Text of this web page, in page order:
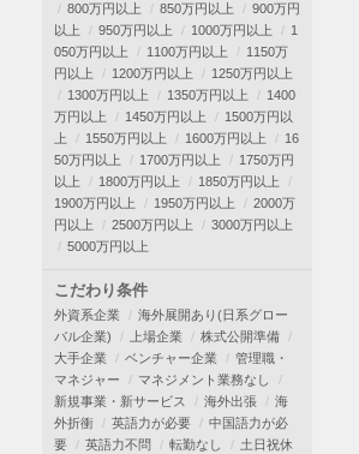
800万円以上
850万円以上
900万円
以上
950万円以上 1000万円以上
1
050万円以上
1100万円以上
1150万
円以上
1200万円以上
1250万円以上
1300万円以上
1350万円以上
1400
万円以上
1450万円以上
1500万円以
上
1550万円以上 1600万円以上
16
50万円以上
1700万円以上
1750万円
以上
1800万円以上
1850万円以上
1900万円以上
1950万円以上
2000万
円以上
2500万円以上
3000万円以上
5000万円以上
こだわり条件
外資系企業
海外展開あり(日系グロー
バル企業)
上場企業
株式公開準備
大手企業
ベンチャー企業
管理職・
マネジャー
マネジメント業務なし
新規事業・新サービス
海外出張
海
外折衝
英語力が必要
中国語力が必
要
英語力不問 転勤なし
土日祝休